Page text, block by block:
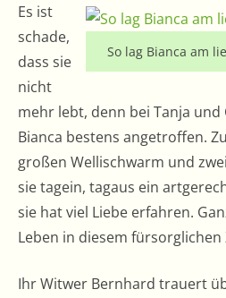
So lag Bianca am
Es ist
schade,
dass sie
nicht
mehr lebt, denn bei Tanja
Bianca bestens angetroffen.
großen Wellischwarm und
sie tagein, tagaus ein
sie hat viel Liebe erfahren.
Leben in diesem fürsorglichen
Ihr Witwer Bernhard trauert